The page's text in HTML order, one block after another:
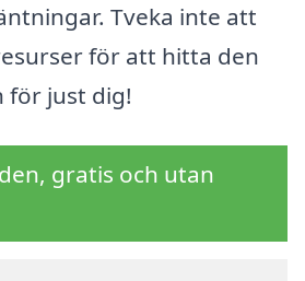
Tveka inte att
för att hitta den
för just dig!
gratis och utan